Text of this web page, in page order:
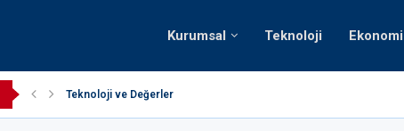
Kurumsal Teknoloji Ekonomi
Teknoloji ve Değerler